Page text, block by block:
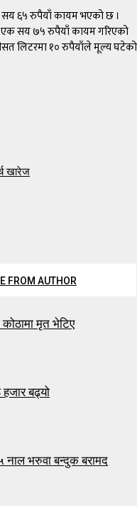
सय ६५ रुपैयाँ कायम भएको छ ।
एक सय ७५ रुपैयाँ कायम गरिएको
लिटरमा १० रुपैयाँले मूल्य घटेको
खारेज
FROM AUTHOR
मृत भेटिए
बढ्यो
नाल भरुवा बन्दुक बरामद